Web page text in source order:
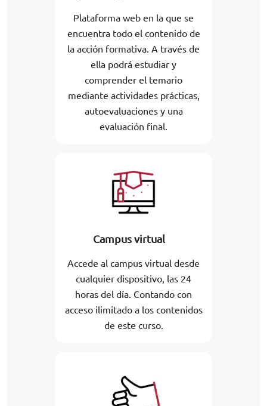
Plataforma web en la que se
encuentra todo el contenido de
la acción formativa. A través de
ella podrá estudiar y
comprender el temario
mediante actividades prácticas,
autoevaluaciones y una
evaluación final.
Campus virtual
Accede al campus virtual desde
cualquier dispositivo, las 24
horas del día. Contando con
acceso ilimitado a los contenidos
de este curso.